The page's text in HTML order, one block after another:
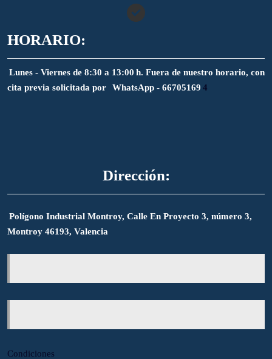
HORARIO:
Lunes - Viernes de 8:30 a 13:00 h. Fuera de nuestro horario, con
cita previa solicitada por
WhatsApp - 66705169 4
Dirección:
Polígono Industrial Montroy, Calle En Proyecto 3, número 3,
Montroy 46193, Valencia
Condiciones